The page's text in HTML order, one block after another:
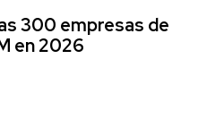
300 empresas de
en 2026